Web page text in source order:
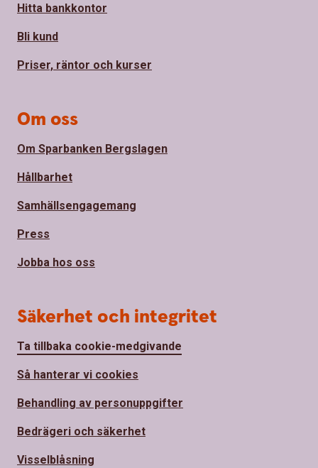
Hitta bankkontor
Bli kund
Priser, räntor och kurser
Om oss
Om Sparbanken Bergslagen
Hållbarhet
Samhällsengagemang
Press
Jobba hos oss
Säkerhet och integritet
Ta tillbaka cookie-medgivande
Så hanterar vi cookies
Behandling av personuppgifter
Bedrägeri och säkerhet
Visselblåsning